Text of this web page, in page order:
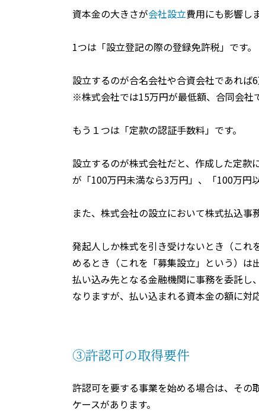
資本金の大きさが会社設立費用にも影響し
1つは「設立登記の際の登録免許税」です。
設立するのが合名会社や合資会社であれば6
※株式会社では15万円が最低額、合同会社
もう１つは「定款の認証手数料」です。
設立するのが株式会社だと、作成した定
が「100万円未満なら3万円」、「100万円
また、株式会社の設立において株式払込事
発起人しか株式を引き受けないとき（こ
めるとき（これを「募集設立」という）は
払い込み先となる金融機関に事務を委託し
なりますが、払い込まれる資本金の額に対
③許認可の取得要件
許認可を要する事業を始める場合は、そ
ケースがあります。